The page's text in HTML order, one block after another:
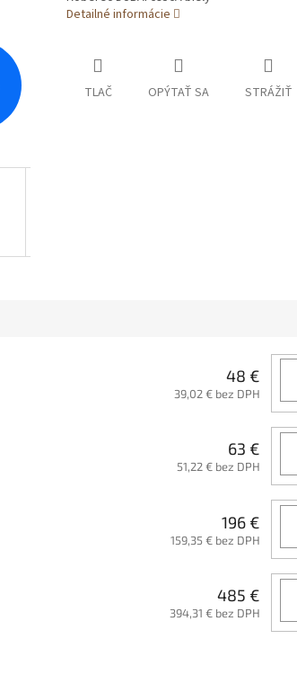
Detailné informácie
TLAČ OPÝTAŤ SA STRÁŽIŤ
48 €
39,02 € bez DPH
63 €
51,22 € bez DPH
196 €
159,35 € bez DPH
485 €
394,31 € bez DPH